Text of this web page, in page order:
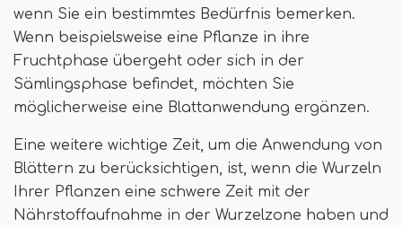
wenn Sie ein bestimmtes Bedürfnis bemerken.
Wenn beispielsweise eine Pflanze in ihre
Fruchtphase übergeht oder sich in der
Sämlingsphase befindet, möchten Sie
möglicherweise eine Blattanwendung ergänzen.
Eine weitere wichtige Zeit, um die Anwendung von
Blättern zu berücksichtigen, ist, wenn die Wurzeln
Ihrer Pflanzen eine schwere Zeit mit der
Nährstoffaufnahme in der Wurzelzone haben und